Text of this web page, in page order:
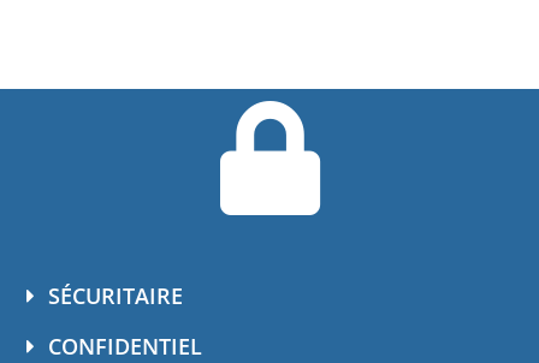
SÉCURITAIRE
CONFIDENTIEL